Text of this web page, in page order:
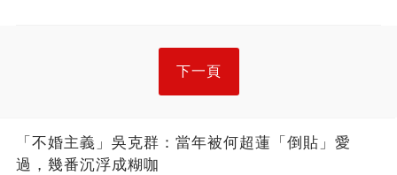
下一頁
「不婚主義」吳克群：當年被何超蓮「倒貼」愛
過，幾番沉浮成糊咖